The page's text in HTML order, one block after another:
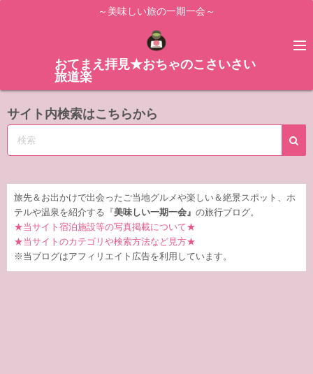
ス
ッ
～美味しい旅の一期一会～
おてまえ拝見★おちゃのこさいさい
旅道楽
サイト内検索はこちらから
旅先＆お出かけで出会ったご当地グルメや楽しい＆絶景スポット、ホ
テルや温泉を紹介する『 美味しい一期一会』 の旅行ブログ。
★当サイト宿泊施設等の写真掲載について★
★当サイトのカテゴリや検索方法など見方★
※当ブログはアフィリエイト広告を利用しています。